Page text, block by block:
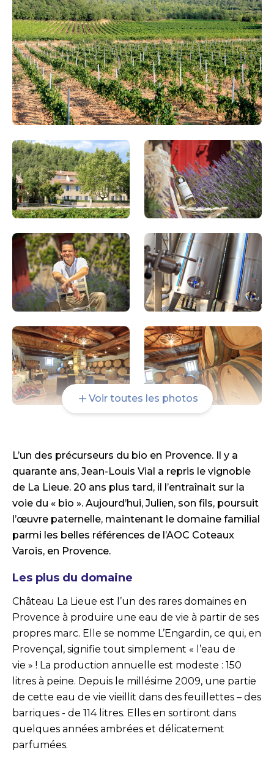
Voir toutes les photos
L’un des précurseurs du bio en Provence. Il y a
quarante ans, Jean-Louis Vial a repris le vignoble
de La Lieue. 20 ans plus tard, il l’entraînait sur la
voie du « bio ». Aujourd’hui, Julien, son fils, poursuit
l’œuvre paternelle, maintenant le domaine familial
parmi les belles références de l’AOC Coteaux
Varois, en Provence.
Les plus du domaine
Château La Lieue est l’un des rares domaines en
Provence à produire une eau de vie à partir de ses
propres marc. Elle se nomme L’Engardin, ce qui, en
Provençal, signifie tout simplement « l’eau de
vie » ! La production annuelle est modeste : 150
litres à peine. Depuis le millésime 2009, une partie
de cette eau de vie vieillit dans des feuillettes – des
barriques - de 114 litres. Elles en sortiront dans
quelques années ambrées et délicatement
parfumées.